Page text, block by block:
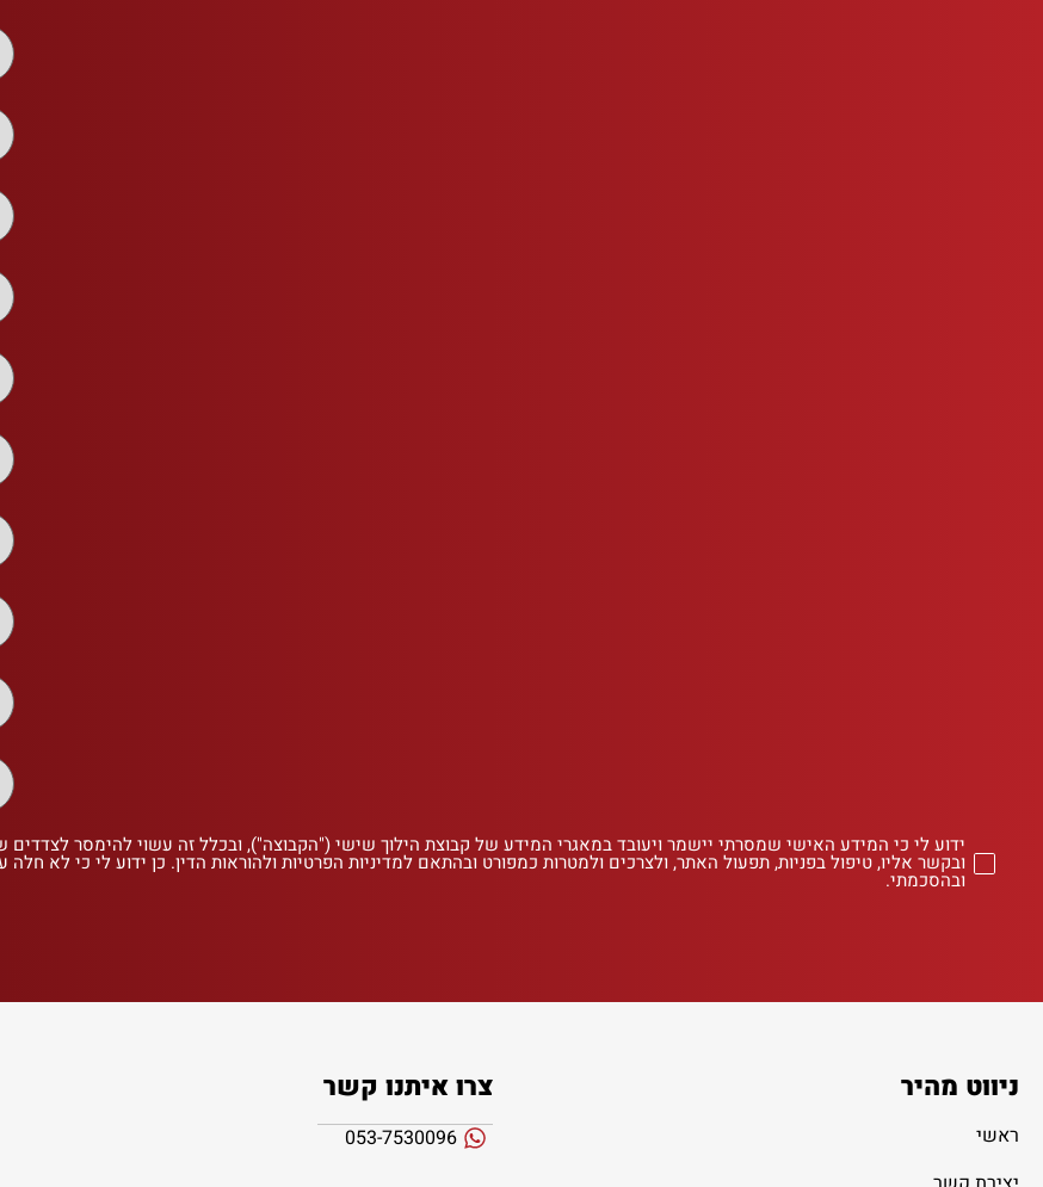
ידוע לי כי המידע האישי שמסרתי יישמר ויעובד במאגרי המידע של קבוצת הילוך שישי ("הקבוצה"), ובכלל זה עשוי להימסר
ובקשר אליו, טיפול בפניות, תפעול האתר, ולצרכים ולמטרות כמפורט ובהתאם למדיניות הפרטיות ולהוראות הדין. כן ידוע לי כי לא
ובהסכמתי.
ניווט מהיר
ראשי
צרו איתנו קשר
053-7530096